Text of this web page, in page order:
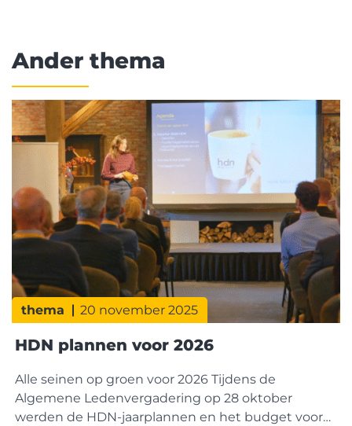
Ander thema
thema 20 november 2025
HDN plannen voor 2026
Alle seinen op groen voor 2026 Tijdens de
Algemene Ledenvergadering op 28 oktober
werden de HDN-jaarplannen en het budget voor